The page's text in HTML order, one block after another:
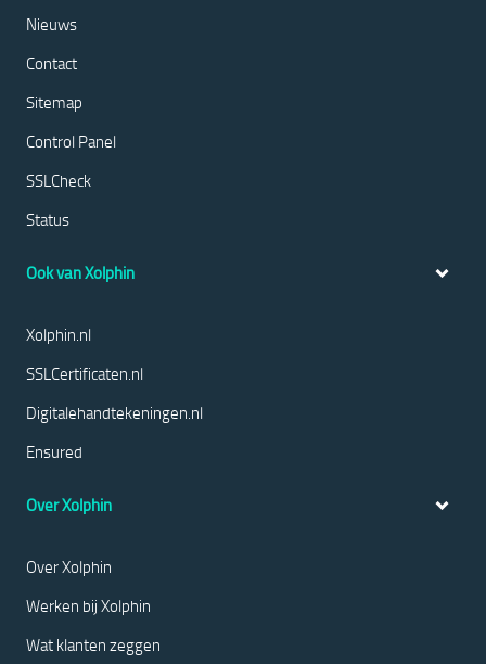
Nieuws
Contact
Sitemap
Control Panel
SSLCheck
Status
Ook van Xolphin
Xolphin.nl
SSLCertificaten.nl
Digitalehandtekeningen.nl
Ensured
Over Xolphin
Over Xolphin
Werken bij Xolphin
Wat klanten zeggen